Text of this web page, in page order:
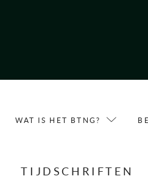
WAT IS HET BTNG?
TIJDSCHRIFTEN